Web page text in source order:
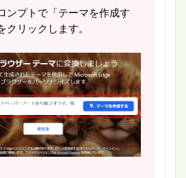
ンプトで「テーマを作成す
クリックします。